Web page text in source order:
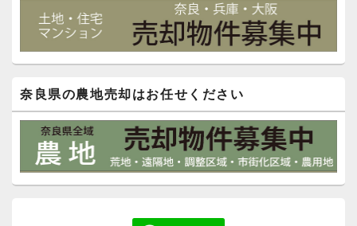
奈良県の農地売却はお任せください